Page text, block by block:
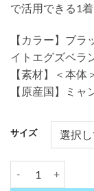
で活用できる1着
【カラー】ブ
イトエグズベラ
【素材】＜本体
【原産国】ミャ
サイズ